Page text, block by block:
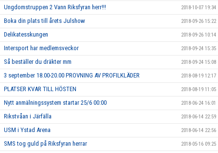
Ungdomstruppen 2 Vann Riksfyran herr!!! 2018-10-07 19:34
Boka din plats till årets Julshow 2018-09-26 15:22
Delikatesskungen 2018-09-26 10:14
Intersport har medlemsveckor 2018-09-24 15:35
Så beställer du dräkter mm 2018-09-24 15:08
3 september 18.00-20.00 PROVNING AV PROFILKLÄDER 2018-08-19 12:17
PLATSER KVAR TILL HÖSTEN 2018-08-19 11:05
Nytt anmälningssystem startar 25/6 00:00 2018-06-24 16:01
Rikstvåan i Järfälla 2018-06-14 22:59
USM i Ystad Arena 2018-06-14 22:56
SMS tog guld på Riksfyran herrar 2018-05-16 09:25